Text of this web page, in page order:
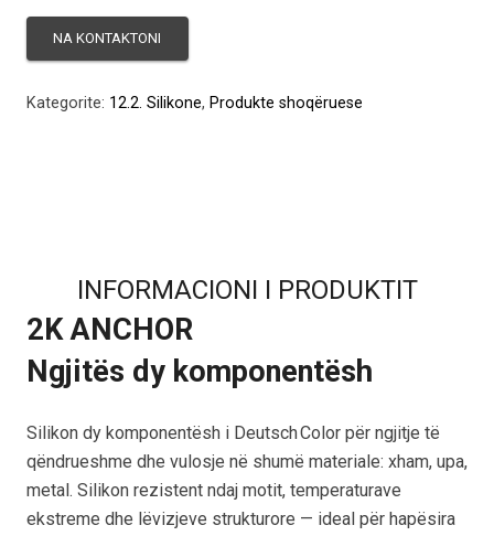
Kategorite: 12.2. Silikone, Produkte shoqëruese
INFORMACIONI I PRODUKTIT
2K ANCHOR
Ngjitës dy komponentësh
Silikon dy komponentësh i Deutsch Color për ngjitje të
qëndrueshme dhe vulosje në shumë materiale: xham, upa,
metal. Silikon rezistent ndaj motit, temperaturave
ekstreme dhe lëvizjeve strukturore — ideal për hapësira